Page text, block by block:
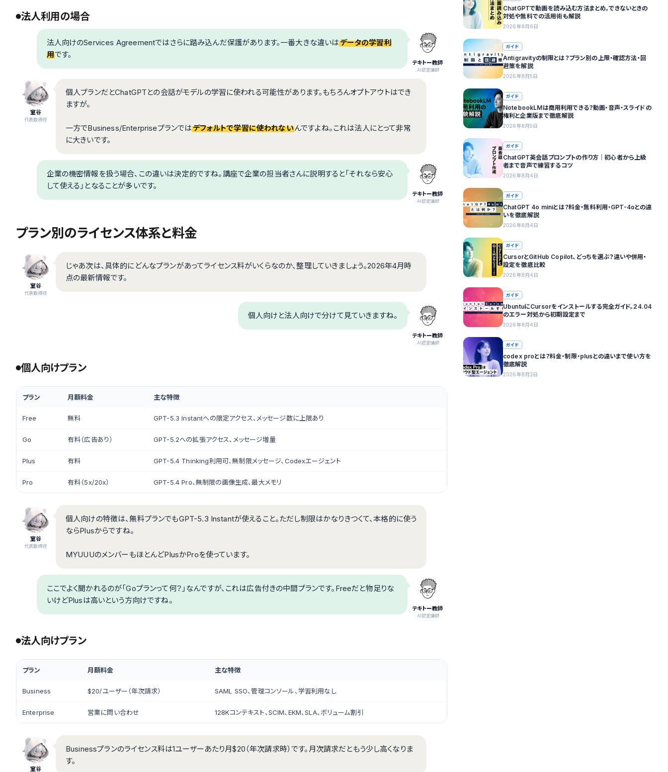
法人利用の場合
テキトー教師
.AI認定講師
法人向けのServices Agreementではさらに踏み込んだ保護があります。一番大きな違いはデータの学習利
用です。
室谷
代表取締役
個人プランだとChatGPTとの会話がモデルの学習に使われる可能性があります。もちろんオプトアウトはでき
ますが。
一方でBusiness/Enterpriseプランではデフォルトで学習に使われないんですよね。これは法人にとって非常
に大きいです。
テキトー教師
.AI認定講師
企業の機密情報を扱う場合、この違いは決定的ですね。講座で企業の担当者さんに説明すると「それなら安心
して使える」となることが多いです。
プラン別のライセンス体系と料金
室谷
代表取締役
じゃあ次は、具体的にどんなプランがあってライセンス料がいくらなのか、整理していきましょう。2026年4月時
点の最新情報です。
テキトー教師
.AI認定講師
個人向けと法人向けで分けて見ていきますね。
個人向けプラン
プラン 月額料金 主な特徴
Free 無料 GPT-5.3 Instantへの限定アクセス、メッセージ数に上限あり
Go 有料（広告あり） GPT-5.2への拡張アクセス、メッセージ増量
Plus 有料 GPT-5.4 Thinking利用可、無制限メッセージ、Codexエージェント
Pro 有料（5x/20x） GPT-5.4 Pro、無制限の画像生成、最大メモリ
室谷
代表取締役
個人向けの特徴は、無料プランでもGPT-5.3 Instantが使えること。ただし制限はかなりきつくて、本格的に使う
ならPlusからですね。
MYUUUのメンバーもほとんどPlusかProを使っています。
テキトー教師
.AI認定講師
ここでよく聞かれるのが「Goプランって何？」なんですが、これは広告付きの中間プランです。Freeだと物足りな
いけどPlusは高いという方向けですね。
法人向けプラン
プラン 月額料金 主な特徴
Business $20/ユーザー（年次請求） SAML SSO、管理コンソール、学習利用なし
Enterprise 営業に問い合わせ 128Kコンテキスト、SCIM、EKM、SLA、ボリューム割引
室谷
Businessプランのライセンス料は1ユーザーあたり月$20（年次請求時）です。月次請求だともう少し高くなりま
す。
ChatGPTで動画を読み込む方法まとめ。できないときの
対処や無料での活用術も解説
2026年8月6日
ガイド
Antigravityの制限とは？プラン別の上限・確認方法・回
避策を解説
2026年8月5日
ガイド
NotebookLMは商用利用できる？動画・音声・スライドの
権利と企業版まで徹底解説
2026年8月5日
ガイド
ChatGPT英会話プロンプトの作り方｜初心者から上級
者まで音声で練習するコツ
2026年8月4日
ガイド
ChatGPT 4o miniとは？料金・無料利用・GPT-4oとの違
いを徹底解説
2026年8月4日
ガイド
CursorとGitHub Copilot、どっちを選ぶ？違いや併用・
設定を徹底比較
2026年8月4日
ガイド
UbuntuにCursorをインストールする完全ガイド。24.04
のエラー対処から初期設定まで
2026年8月4日
ガイド
codex proとは？料金・制限・plusとの違いまで使い方を
徹底解説
2026年8月3日